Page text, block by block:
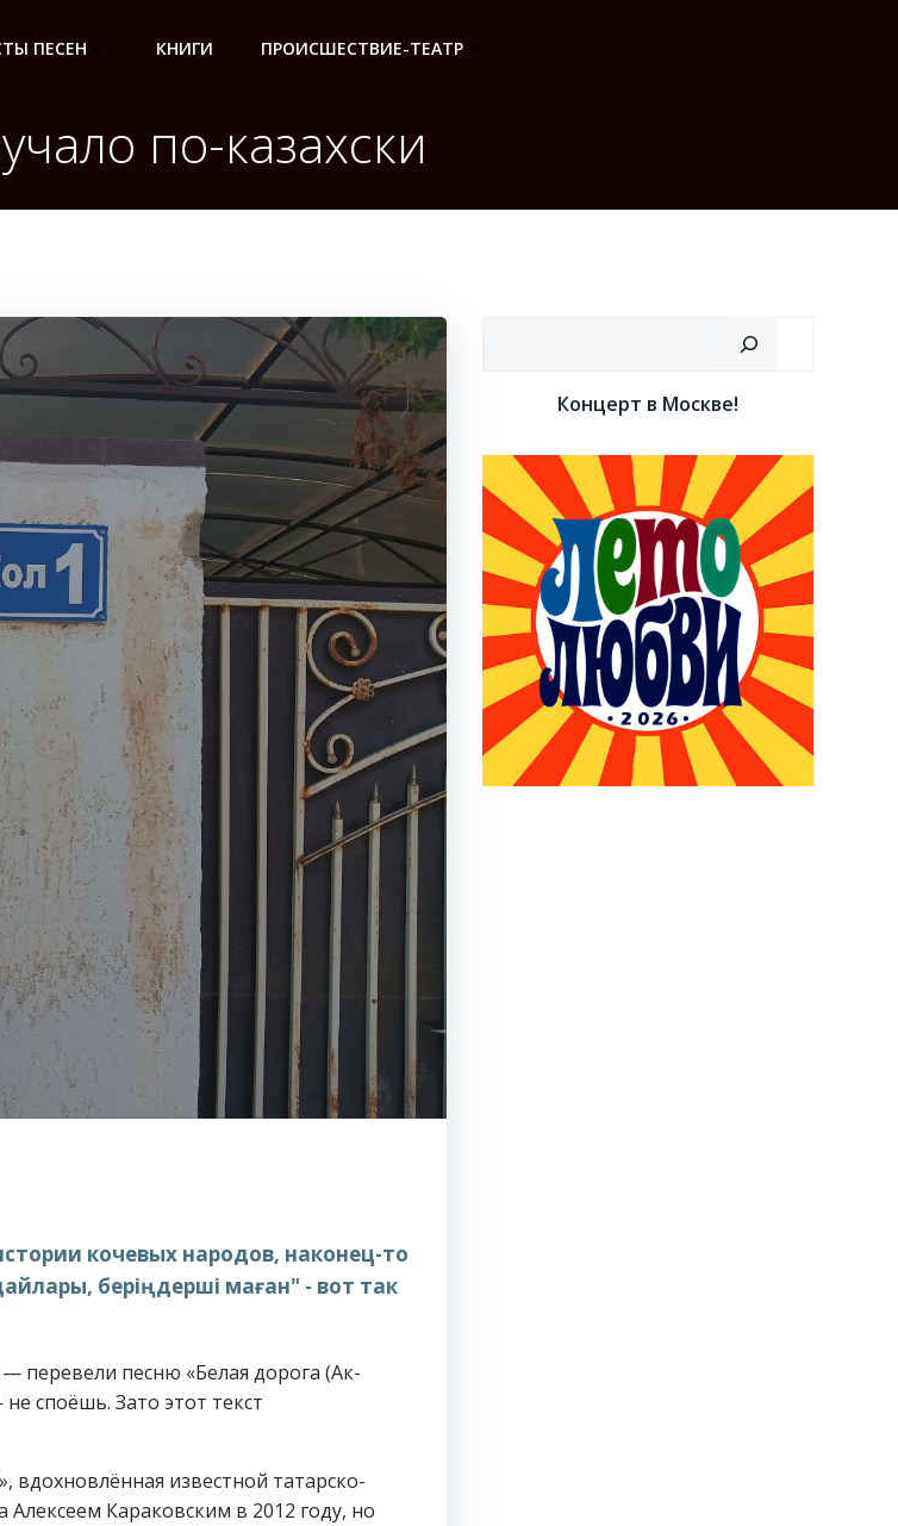
ПЕСЕН КНИГИ ПРОИСШЕСТВИЕ-ТЕАТР
по-казахски
кочевых народов, наконец-то
беріңдерші маған" - вот так
перевели песню «Белая дорога (Ак-
споёшь. Зато этот текст
известной татарско-
Караковским в 2012 году, но
Концерт в Москве!